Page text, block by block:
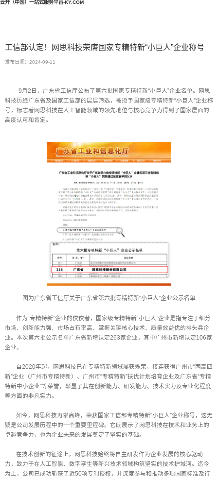
云开（中国）一站式服务平台-KY.COM
工信部认定！网思科技荣膺国家专精特新“小巨人”企业称号
发布日期：2024-09-11
9月2日，广东省工信厅公布了第六批国家专精特新“小巨人”企业名单。网思
科技历经广东省及国家工信部的层层筛选，被授予国家级专精特新“小巨人”企业称
号，标志着网思科技在人工智能领域的领先地位与核心竞争力得到了国家层面的
高度认可和肯定。
图为广东省工信厅关于广东省第六批专精特新“小巨人”企业公示名单
作为“专精特新”企业的佼佼者，国家级专精特新“小巨人”企业是指专注于细分
市场、创新能力强、市场占有率高、掌握关键核心技术、质量效益优的排头兵企
业。本次第六批公示名单广东省新增认定263家企业，其中广州市新增认定106家
企业。
自2020年起，网思科技已在专精特新领域屡获殊荣，接连获得广州市“两高四
新”企业（广州市专精特新）、广州市“专精特新”扶优计划培育企业及广东省“专精
特新中小企业”等荣誉，彰显了其在创新能力、研发能力、技术实力及专业化程度
等方面的非凡实力。
如今，网思科技再攀高峰，荣获国家工信部专精特新“小巨人”企业称号，这无
疑是公司发展历程中的一个重要里程碑。它既展示了网思科技在技术和业务上的
卓越竞争力，也为企业未来的发展奠定了坚实的基础。
在技术创新的征途上，网思科技始终将自主研发作为企业发展的核心驱动
力，致力于在人工智能、数字孪生等新兴技术领域构筑坚实的技术护城河。迄今
为止，公司已成功斩获了近50项专利授权，并深度参与和推动多项国家标准及行